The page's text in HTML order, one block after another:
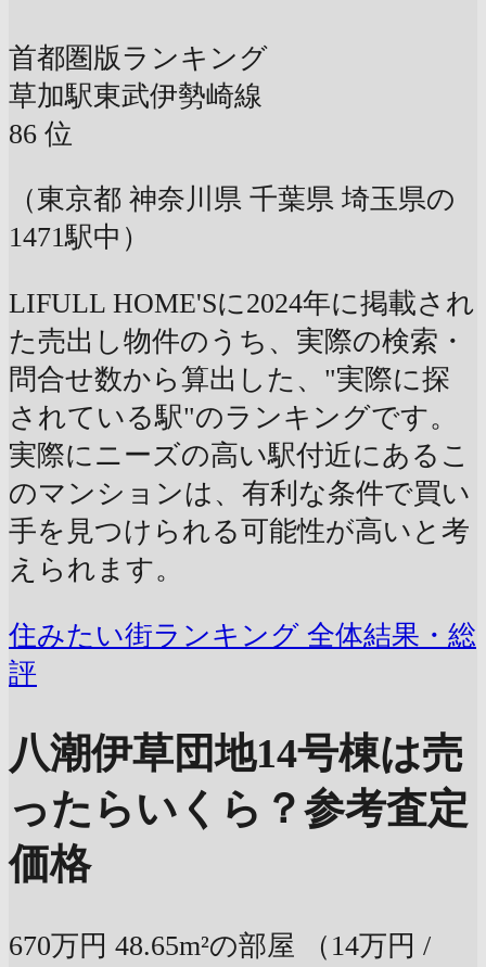
首都圏版ランキング
草加駅東武伊勢崎線
86 位
（東京都 神奈川県 千葉県 埼玉県の
1471駅中）
LIFULL HOME'Sに2024年に掲載され
た売出し物件のうち、実際の検索・
問合せ数から算出した、"実際に探
されている駅"のランキングです。
実際にニーズの高い駅付近にあるこ
のマンションは、有利な条件で買い
手を見つけられる可能性が高いと考
えられます。
住みたい街ランキング 全体結果・総
評
八潮伊草団地14号棟は売
ったらいくら？参考査定
価格
670万円 48.65m²の部屋
（14万円 /